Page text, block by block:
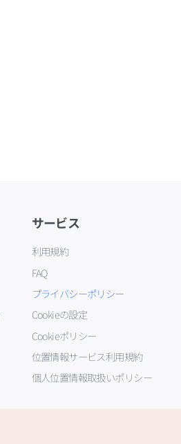
サービス
利用規約
FAQ
プライバシーポリシー
Cookieの設定
Cookieポリシー
位置情報サービス利用規約
個人位置情報取扱いポリシー